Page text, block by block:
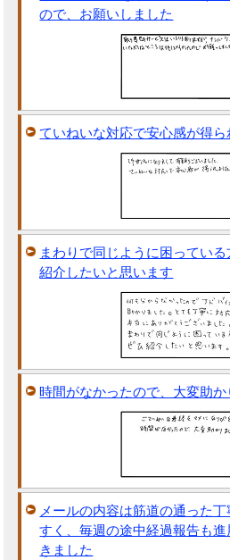
ので、お願いしました
ていねいな対応で安心感が得ら
まわりで同じように困ってい
紹介したいと思います
時間がなかったので、大変助か
メールの内容は筋道の通った
すく、毎週の途中経過報告も
きました